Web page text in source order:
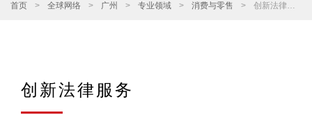
首页 > 全球网络 > 广州 > 专业领域 > 消费与零售 > 创新法律服务
创新法律服务